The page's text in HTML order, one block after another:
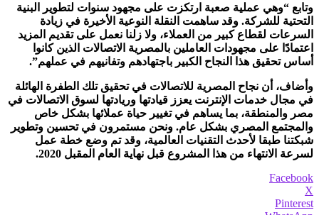
وتابع “وهي عملية صعبة ارتكزت على مجهود سنوات لتطوير البنية
التحتية للشركة. وقد ساهمت النقلة النوعية الأخيرة في زيادة
السرعات لقطاع كبير من العملاء، ولا زلنا نعمل على تقديم المزيد
اعتمادًا على مجهودات العاملين بالمصرية الاتصالات الذين كانوا
أساس تحقيق هذا النجاح الكبير باجتهادهم وتفانيهم في عملهم”.
وأضاف، أن نجاح المصرية للاتصالات في تحقيق تلك الطفرة الهائلة
في مجال خدمات الإنترنت يعزز قيادتها وريادتها لسوق الاتصالات في
مصر والمنطقة، بما يساهم في تغيير حياة عملائها بشكل خاص
والمجتمع المصري بشكل عام. ونحن مستمرون في تحسين وتطوير
شبكتنا طبقا لأحدث التقنيات العالمية، وقد تم وضع خطة عمل
لسرعة الانتهاء من هذا المشروع قبل نهاية العام المقبل 2020.
Facebook
X
Pinterest